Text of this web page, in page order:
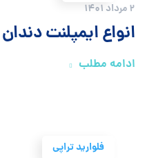
2 مرداد 1401
انواع ایمپلنت دندان
ادامه مطلب
فلوارید تراپی